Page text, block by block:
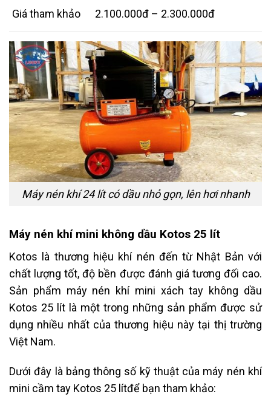
Giá tham khảo 2.100.000đ – 2.300.000đ
Máy nén khí 24 lít có dầu nhỏ gọn, lên hơi nhanh
Máy nén khí mini không dầu Kotos 25 lít
Kotos là thương hiệu khí nén đến từ Nhật Bản với
chất lượng tốt, độ bền được đánh giá tương đối cao.
Sản phẩm máy nén khí mini xách tay không dầu
Kotos 25 lít là một trong những sản phẩm được sử
dụng nhiều nhất của thương hiệu này tại thị trường
Việt Nam.
Dưới đây là bảng thông số kỹ thuật của máy nén khí
mini cầm tay Kotos 25 lítđể bạn tham khảo: